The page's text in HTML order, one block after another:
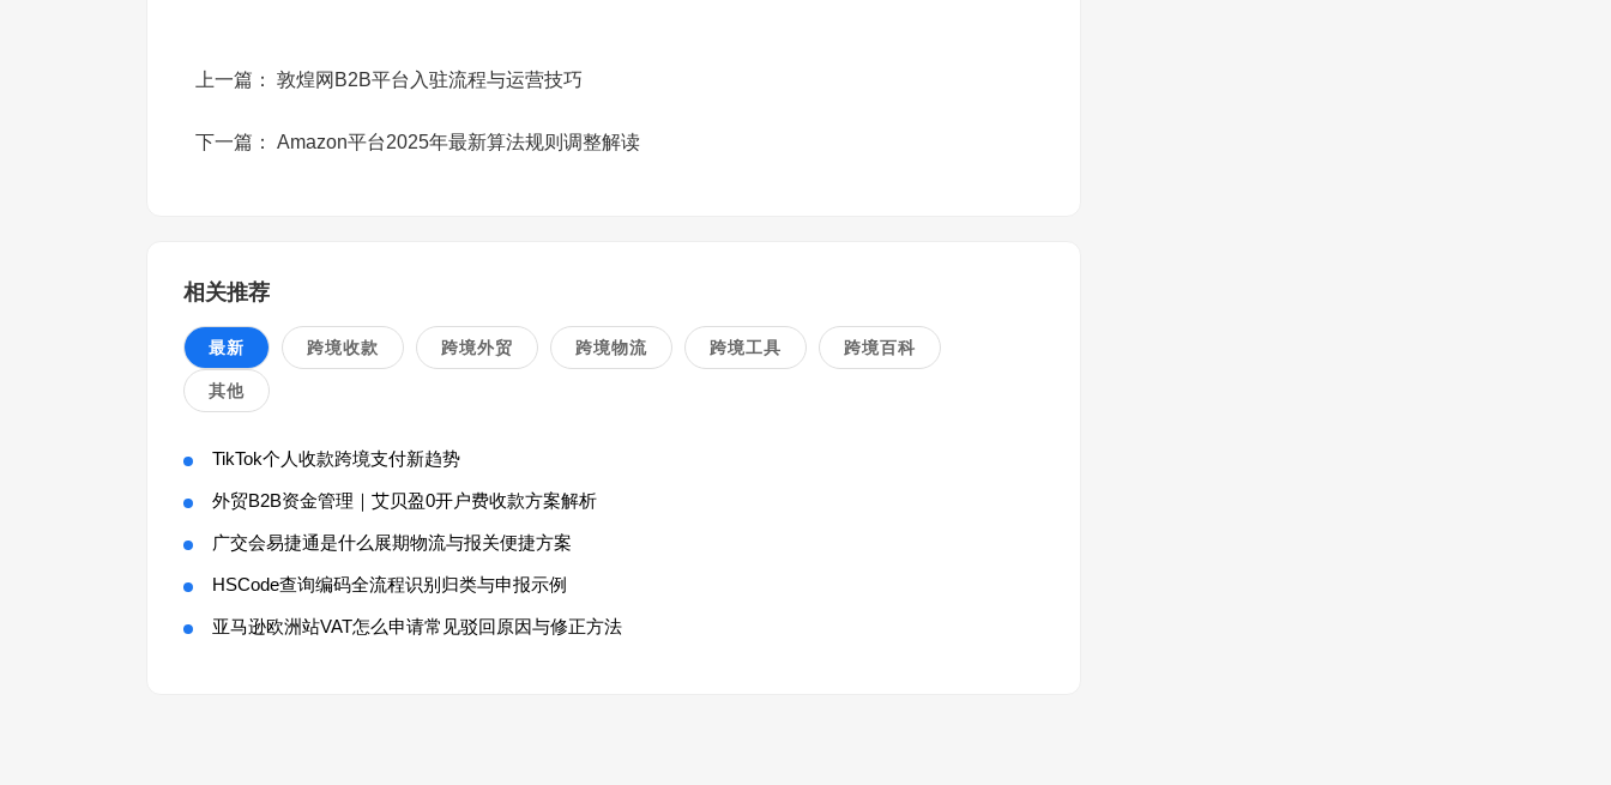
上一篇： 敦煌网B2B平台入驻流程与运营技巧
下一篇： Amazon平台2025年最新算法规则调整解读
相关推荐
最新 跨境收款 跨境外贸 跨境物流 跨境工具 跨境百科
其他
TikTok个人收款跨境支付新趋势
外贸B2B资金管理｜艾贝盈0开户费收款方案解析
广交会易捷通是什么展期物流与报关便捷方案
HSCode查询编码全流程识别归类与申报示例
亚马逊欧洲站VAT怎么申请常见驳回原因与修正方法